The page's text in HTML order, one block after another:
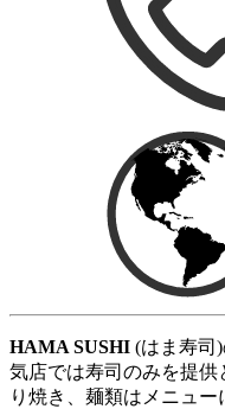
HAMA SUSHI (はま寿司
気店では寿司のみを提
り焼き、麺類はメニュ